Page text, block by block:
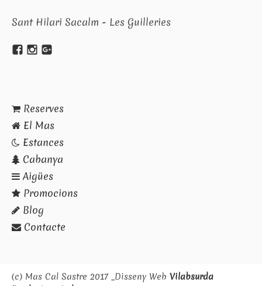
Sant Hilari Sacalm - Les Guilleries
Reserves
El Mas
Estances
Cabanya
Aigües
Promocions
Blog
Contacte
(c) Mas Cal Sastre 2017 _Disseny Web Vilabsurda